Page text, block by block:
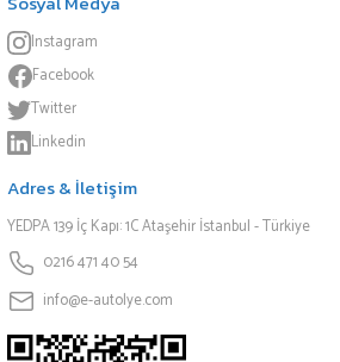
Instagram
Facebook
Twitter
Linkedin
Adres & İletişim
YEDPA 139 İç Kapı: 1C Ataşehir İstanbul - Türkiye
0216 471 40 54
info@e-autolye.com